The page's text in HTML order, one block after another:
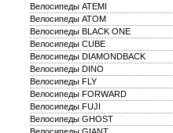
Велосипеды ATEMI
Велосипеды ATOM
Велосипеды BLACK ONE
Велосипеды CUBE
Велосипеды DIAMONDBACK
Велосипеды DINO
Велосипеды FLY
Велосипеды FORWARD
Велосипеды FUJI
Велосипеды GHOST